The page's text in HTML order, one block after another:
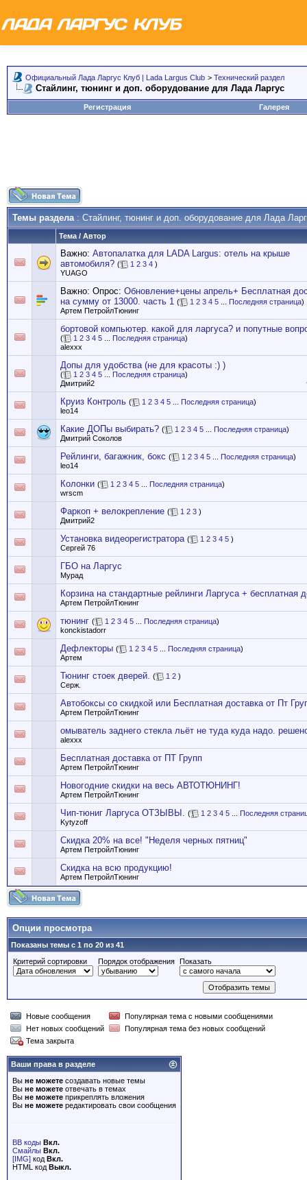
Официальный Лада Ларгус Клуб | Lada Largus Club > Технический раздел
Стайлинг, тюнинг и доп. оборудование для Лада Ларгус
Регистрация Галерея
Темы раздела: Стайлинг, тюнинг и доп. оборудование для Лада
Тема / Автор
Важно: Автопалатка для LADA Largus: отель на крыше
автомобиля? ( 1 2 3 4 )
YUAGO
Важно: Опрос: Обновление+цены апрель+ Бесплатная
на сумму от 13000. часть 1 ( 1 2 3 4 5 Последняя страница)
Артем ПетройлТюнинг
бортовой компьютер. какой для ларгуса? и попутные
( 1 2 3 4 5 Последняя страница)
alexxx
Допы для удобства (не для красоты :) )
( 1 2 3 4 5 Последняя страница)
Дмитрий2
Круиз Контроль ( 1 2 3 4 5 Последняя страница)
leo14
Какие ДОПы выбирать? ( 1 2 3 4 5 Последняя страница)
Дмитрий Соколов
Рейлинги, багажник, бокс ( 1 2 3 4 5 Последняя страница)
leo14
Колонки ( 1 2 3 4 5 Последняя страница)
wrscm
Фаркоп + велокрепление ( 1 2 3 )
Дмитрий2
Установка видеорегистратора ( 1 2 3 4 5 )
Сергей 76
ГБО на Ларгус
Мурад
Корзина на стандартные рейлинги Ларгуса + бесплатная
Артем ПетройлТюнинг
тюнинг ( 1 2 3 4 5 Последняя страница)
konckistadorr
Дефлекторы ( 1 2 3 4 5 Последняя страница)
Артем
Тюнинг стоек дверей. ( 1 2 )
Серж.
Автобоксы со скидкой или Бесплатная доставка от Пт
Артем ПетройлТюнинг
омыватель заднего стекла льёт не туда куда надо.
alexxx
Бесплатная доставка от ПТ Групп
Артем ПетройлТюнинг
Новогодние скидки на весь АВТОТЮНИНГ!
Артем ПетройлТюнинг
Чип-тюниг Ларгуса ОТЗЫВЫ. ( 1 2 3 4 5
Последняя
Kytyzoff
Скидка 20% на все! "Неделя черных пятниц"
Артем ПетройлТюнинг
Скидка на всю продукцию!
Артем ПетройлТюнинг
Опции просмотра
Показаны темы с 1 по 20 из 41
Критерий сортировки
Порядок отображения Показать
Новые сообщения
Популярная тема с новыми сообщениями
Нет новых сообщений
Популярная тема без новых сообщений
Тема закрыта
Ваши права в разделе
Вы не можете создавать новые темы
Вы не можете отвечать в темах
Вы не можете прикреплять вложения
Вы не можете редактировать свои сообщения
BB коды Вкл.
Смайлы Вкл.
[IMG] код Вкл.
HTML код Выкл.